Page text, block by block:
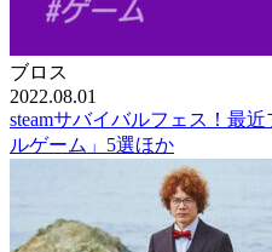
ブロス
2022.08.01
steamサバイバルフェス！最
ルゲーム」5選ほか